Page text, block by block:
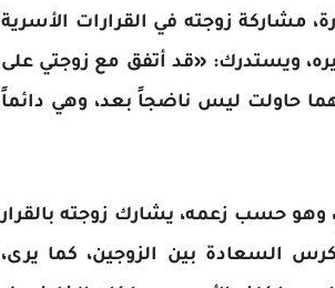
مشاركة زوجته في القرارات الأسرية
ويستدرك: «قد أتفق مع زوجتي على
حاولت ليس ناضجاً بعد، وهي دائماً
حسب زعمه، يشارك زوجته بالقرار
السعادة بين الزوجين، كما يرى،